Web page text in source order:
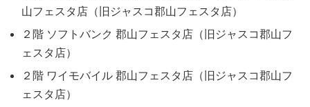
山フェスタ店（旧ジャスコ郡山フェスタ店）
２階 ソフトバンク 郡山フェスタ店（旧ジャスコ郡山フ
ェスタ店）
２階 ワイモバイル 郡山フェスタ店（旧ジャスコ郡山フ
ェスタ店）